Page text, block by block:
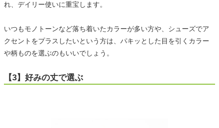
れ、デイリー使いに重宝します。
いつもモノトーンなど落ち着いたカラーが多い方や、シューズでア
クセントをプラスしたいという方は、パキッとした目を引くカラー
や柄ものを選ぶのもいいでしょう。
【3】好みの丈で選ぶ